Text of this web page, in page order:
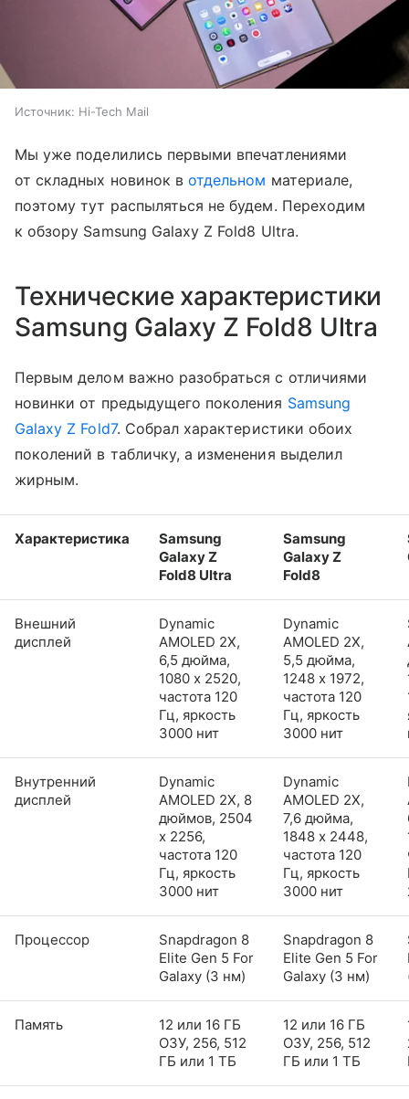
Источник: Hi-Tech Mail
Мы уже поделились первыми впечатлениями
от складных новинок вотдельном материале,
поэтому тут распыляться не будем. Переходим
к обзору Samsung Galaxy Z Fold8 Ultra.
Технические характеристики
Samsung Galaxy Z Fold8 Ultra
Первым делом важно разобраться с отличиями
новинки от предыдущего поколения Samsung
Galaxy Z Fold7. Собрал характеристики обоих
поколений в табличку, а изменения выделил
жирным.
Характеристика
Samsung
Galaxy Z
Fold8 Ultra
Samsung
Galaxy Z
Fold8
Внешний
дисплей
Dynamic
AMOLED 2X,
6,5 дюйма,
1080 x 2520,
частота 120
Гц, яркость
3000 нит
Dynamic
AMOLED 2X,
5,5 дюйма,
1248 x 1972,
частота 120
Гц, яркость
3000 нит
Внутренний
дисплей
Dynamic
AMOLED 2X, 8
дюймов, 2504
x 2256,
частота 120
Гц, яркость
3000 нит
Dynamic
AMOLED 2X,
7,6 дюйма,
1848 x 2448,
частота 120
Гц, яркость
3000 нит
Процессор
Snapdragon 8
Elite Gen 5 For
Galaxy (3 нм)
Snapdragon 8
Elite Gen 5 For
Galaxy (3 нм)
Память
12 или 16 ГБ
ОЗУ, 256, 512
ГБ или 1 ТБ
12 или 16 ГБ
ОЗУ, 256, 512
ГБ или 1 ТБ